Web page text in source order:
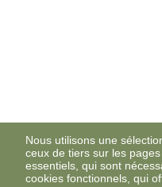
Nous utilisons une
ceux de tiers sur les
essentiels, qui sont
cookies fonctionnels, qui